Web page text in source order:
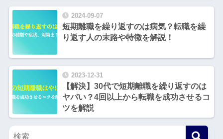
2024-09-07
短期離職を繰り返すのは病気？転職を繰
り返す人の末路や特徴を解説！
2023-12-31
【解決】30代で短期離職を繰り返すのは
ヤバい？4回以上から転職を成功させるコ
ツを解説